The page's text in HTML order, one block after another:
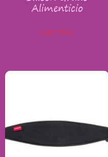
Alimenticio
Leer más